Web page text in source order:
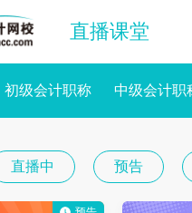
直播课堂
初级会计职称 中级会计职
直播中 预告